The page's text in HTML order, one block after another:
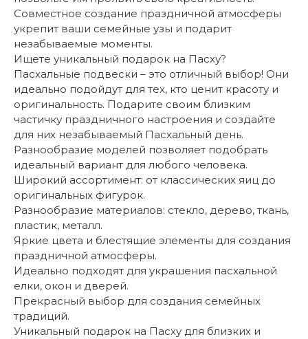
Совместное создание праздничной атмосферы
укрепит ваши семейные узы и подарит
незабываемые моменты.
Ищете уникальный подарок на Пасху?
Пасхальные подвески – это отличный выбор! Они
идеально подойдут для тех, кто ценит красоту и
оригинальность. Подарите своим близким
частичку праздничного настроения и создайте
для них незабываемый Пасхальный день.
Разнообразие моделей позволяет подобрать
идеальный вариант для любого человека.
Широкий ассортимент: от классических яиц до
оригинальных фигурок.
Разнообразие материалов: стекло, дерево, ткань,
пластик, металл.
Яркие цвета и блестящие элементы для создания
праздничной атмосферы.
Идеально подходят для украшения пасхальной
елки, окон и дверей.
Прекрасный выбор для создания семейных
традиций.
Уникальный подарок на Пасху для близких и